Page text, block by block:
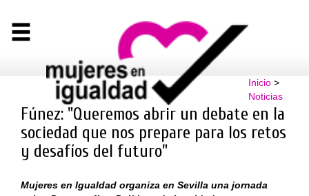
Inicio>
Noticias
Fúnez: "Queremos abrir un debate en la
sociedad que nos prepare para los retos
y desafíos del futuro"
Mujeres en Igualdad organiza en Sevilla una jornada